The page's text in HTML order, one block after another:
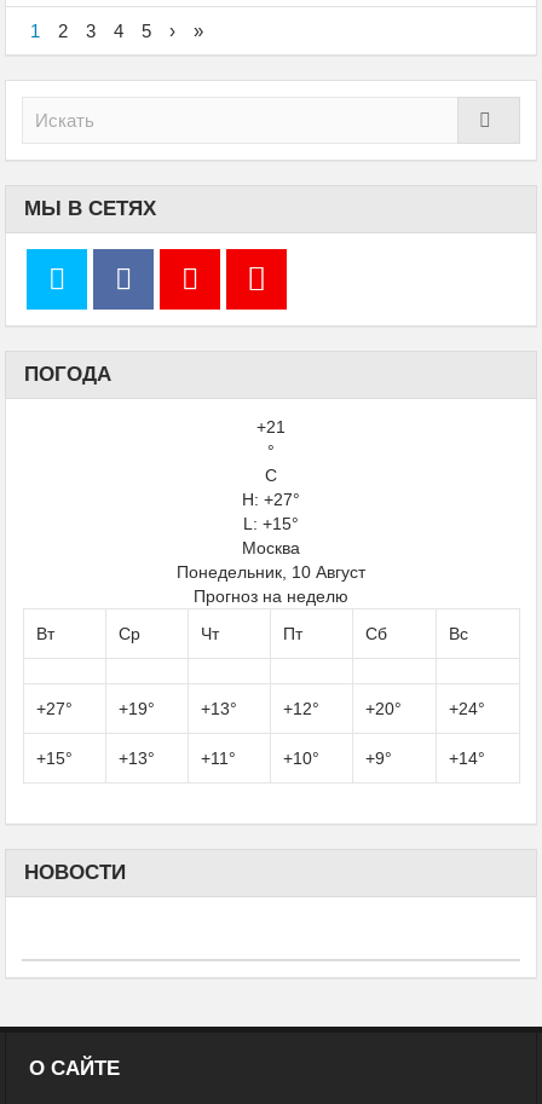
1 2 3 4 5 › »
МЫ В СЕТЯХ
ПОГОДА
+21
°
C
H: +27°
L: +15°
Москва
Понедельник, 10 Август
Прогноз на неделю
Вт
Ср Чт Пт Сб Вс
+27° +19° +13° +12° +20° +24°
+15° +13° +11° +10° +9° +14°
НОВОСТИ
О САЙТЕ